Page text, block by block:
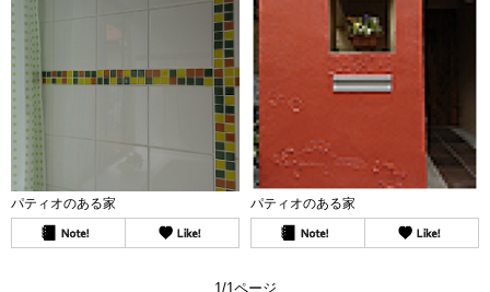
パティオのある家 パティオのある家
1/1ページ